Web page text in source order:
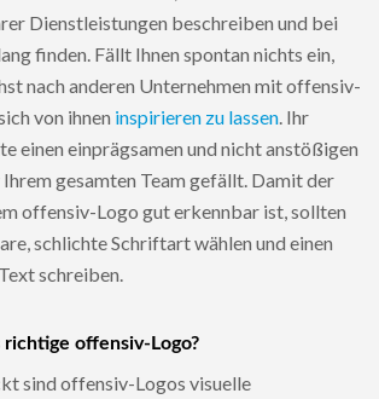
Dienstleistungen beschreiben und bei
finden. Fällt Ihnen spontan nichts ein,
nach anderen Unternehmen mit offensiv-
von ihnen inspirieren zu lassen . Ihr
einen einprägsamen und nicht anstößigen
Ihrem gesamten Team gefällt. Damit der
offensiv-Logo gut erkennbar ist, sollten
schlichte Schriftart wählen und einen
schreiben.
offensiv-Logo?
sind offensiv-Logos visuelle